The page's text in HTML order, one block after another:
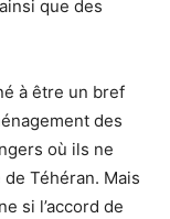
que des
à être un bref
des
où ils ne
Téhéran. Mais
si l’accord de